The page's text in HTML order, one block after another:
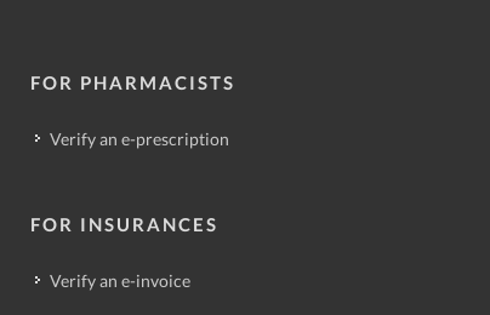
FOR PHARMACISTS
Verify an e-prescription
FOR INSURANCES
Verify an e-invoice